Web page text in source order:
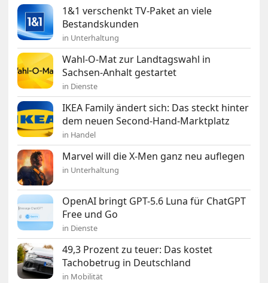
1&1 verschenkt TV-Paket an viele
Bestandskunden
in Unterhaltung
Wahl-O-Mat zur Landtagswahl in
Sachsen-Anhalt gestartet
in Dienste
IKEA Family ändert sich: Das steckt hinter
dem neuen Second-Hand-Marktplatz
in Handel
Marvel will die X-Men ganz neu auflegen
in Unterhaltung
OpenAI bringt GPT-5.6 Luna für ChatGPT
Free und Go
in Dienste
49,3 Prozent zu teuer: Das kostet
Tachobetrug in Deutschland
in Mobilität